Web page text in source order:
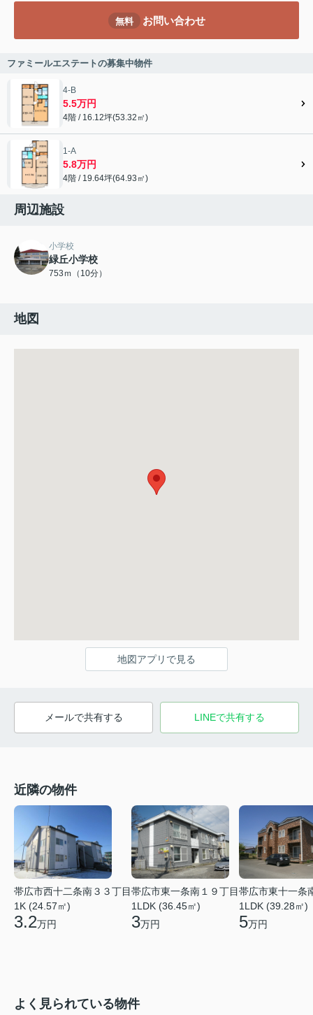
無料 お問い合わせ
ファミールエステートの募集中物件
4-B
5.5万円
4階 / 16.12坪(53.32㎡)
1-A
5.8万円
4階 / 19.64坪(64.93㎡)
周辺施設
小学校
緑丘小学校
753ｍ（10分）
地図
地図アプリで見る
メールで共有する LINEで共有する
近隣の物件
帯広市西十二条南３３丁目
1K (24.57㎡)
3.2万円
帯広市東一条南１９丁目
1LDK (36.45㎡)
3万円
帯広市東十一条
1LDK (39.28㎡)
5万円
よく見られている物件